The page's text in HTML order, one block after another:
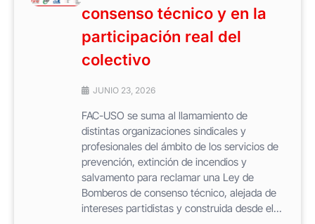
consenso técnico y en la
participación real del
colectivo
JUNIO 23, 2026
FAC-USO se suma al llamamiento de
distintas organizaciones sindicales y
profesionales del ámbito de los servicios de
prevención, extinción de incendios y
salvamento para reclamar una Ley de
Bomberos de consenso técnico, alejada de
intereses partidistas y construida desde el...